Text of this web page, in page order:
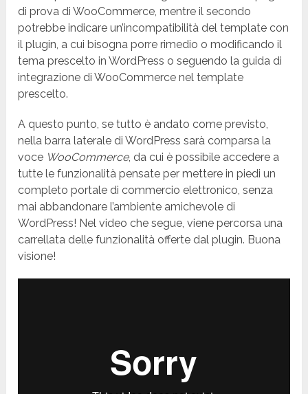
di prova di WooCommerce, mentre il secondo
potrebbe indicare un’incompatibilità del template con
il plugin, a cui bisogna porre rimedio o modificando il
tema prescelto in WordPress o seguendo la guida di
integrazione di WooCommerce nel template
prescelto.
A questo punto, se tutto è andato come previsto,
nella barra laterale di WordPress sarà comparsa la
voce WooCommerce, da cui è possibile accedere a
tutte le funzionalità pensate per mettere in piedi un
completo portale di commercio elettronico, senza
mai abbandonare l’ambiente amichevole di
WordPress! Nel video che segue, viene percorsa una
carrellata delle funzionalità offerte dal plugin. Buona
visione!